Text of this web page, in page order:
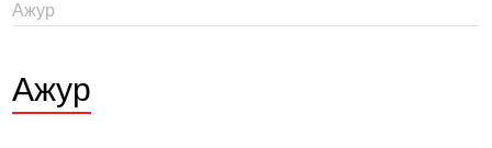
Ажур
Ажур